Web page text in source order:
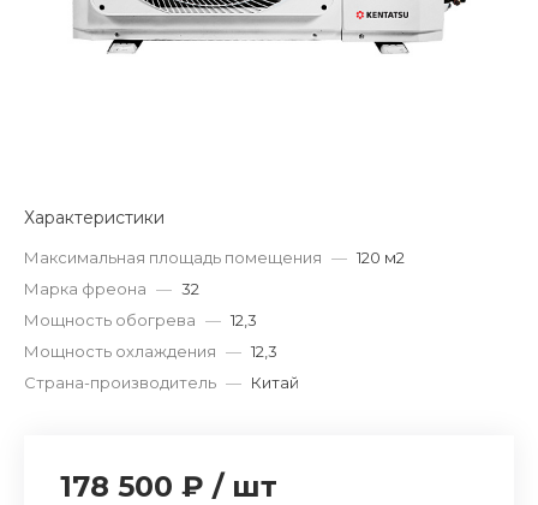
Характеристики
Максимальная площадь помещения — 120 м2
Марка фреона — 32
Мощность обогрева — 12,3
Мощность охлаждения — 12,3
Страна-производитель — Китай
178 500 ₽ / шт